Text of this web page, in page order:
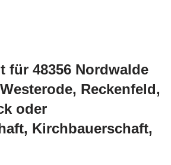
für 48356 Nordwalde
Reckenfeld,
oder
Kirchbauerschaft,